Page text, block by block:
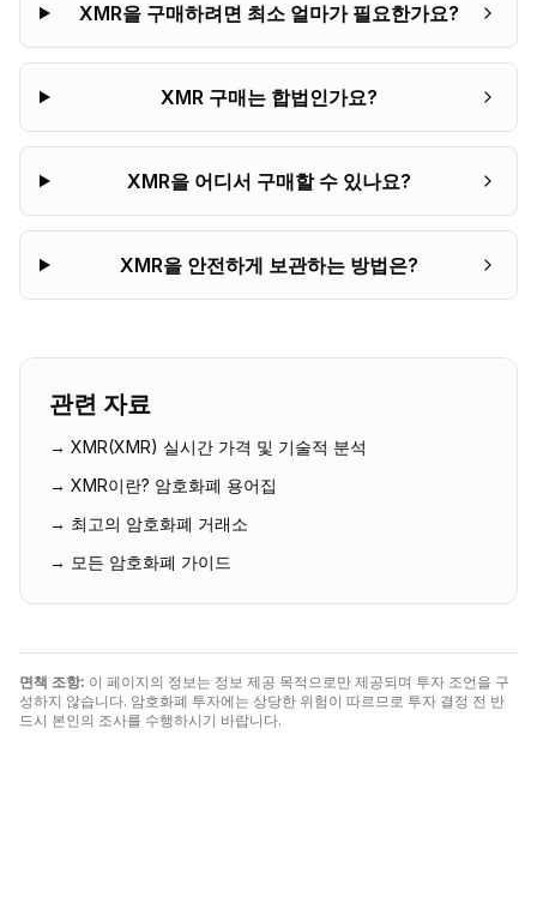
XMR을 구매하려면 최소 얼마가 필요한가요?
XMR 구매는 합법인가요?
XMR을 어디서 구매할 수 있나요?
XMR을 안전하게 보관하는 방법은?
관련 자료
→ XMR(XMR) 실시간 가격 및 기술적 분석
→ XMR이란? 암호화폐 용어집
→ 최고의 암호화폐 거래소
→ 모든 암호화폐 가이드
면책 조항: 이 페이지의 정보는 정보 제공 목적으로만 제공되며 투자 조언을 구
성하지 않습니다. 암호화폐 투자에는 상당한 위험이 따르므로 투자 결정 전 반
드시 본인의 조사를 수행하시기 바랍니다.